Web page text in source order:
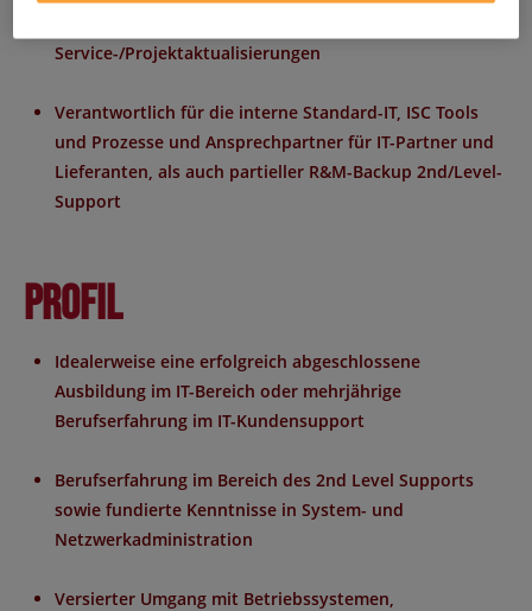
Service-/Projektaktualisierungen
Verantwortlich für die interne Standard-IT, ISC Tools
und Prozesse und Ansprechpartner für IT-Partner und
Lieferanten, als auch partieller R&M-Backup 2nd/Level-
Support
Profil
Idealerweise eine erfolgreich abgeschlossene
Ausbildung im IT-Bereich oder mehrjährige
Berufserfahrung im IT-Kundensupport
Berufserfahrung im Bereich des 2nd Level Supports
sowie fundierte Kenntnisse in System- und
Netzwerkadministration
Versierter Umgang mit Betriebssystemen,